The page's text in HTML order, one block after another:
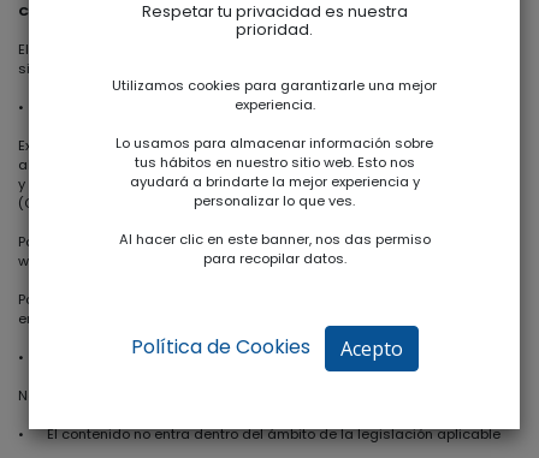
CONTENIDO NO ACCESIBLE
El contenido que se recoge a continuación no es accesible por lo
siguiente:
•
Falta de conformidad con el RD 1112/2018
Existe contenido audiovisual que no incluye audio descripción o medio
alternativo [Requisito número 1.2.3 Audiodescripción o medio alternativo]
y audiodescripcion grabada [Requisito 1.2.5 Audiodescripción
(Grabado)].
Podrían existir errores de código puntuales de edición en alguna página
web. [4.1.1 Procesamiento]
Podrían existir algunos componentes de la interfaz de usuario que no se
encuentren etiquetados correctamente. [4.1.2 Nombre, función, valor]
•
Carga desproporcionada
No aplica.
•
El contenido no entra dentro del ámbito de la legislación aplicable
Respetar tu privacidad es nuestra
prioridad.
Utilizamos cookies para garantizarle una mejor
experiencia.
Lo usamos para almacenar información sobre
tus hábitos en nuestro sitio web. Esto nos
ayudará a brindarte la mejor experiencia y
personalizar lo que ves.
Al hacer clic en este banner, nos das permiso
para recopilar datos.
Política de Cookies Acepto